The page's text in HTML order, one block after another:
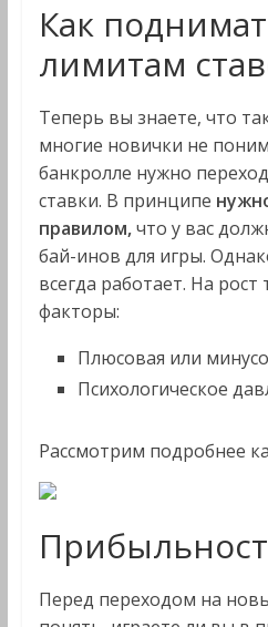
Как
лимитам
Теперь вы знаете, что
многие новички не
банкролле нужно
ставки. В принципе
правилом,что у вас
бай-инов для игры.
всегда работает. На
факторы:
Плюсовая или
Психологическое
Рассмотрим подробнее
Перед переходом на